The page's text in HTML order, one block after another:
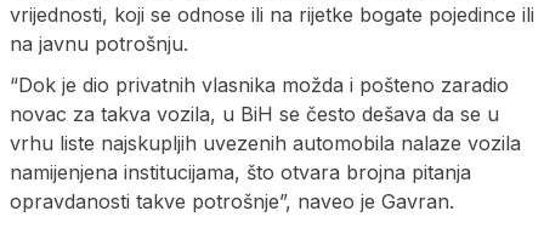
vrijednosti, koji se odnose ili na rijetke bogate pojedince ili
na javnu potrošnju.
“Dok je dio privatnih vlasnika možda i pošteno zaradio
novac za takva vozila, u BiH se često dešava da se u
vrhu liste najskupljih uvezenih automobila nalaze vozila
namijenjena institucijama, što otvara brojna pitanja
opravdanosti takve potrošnje”, naveo je Gavran.